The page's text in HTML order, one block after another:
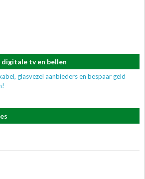
tv en bellen
glasvezel aanbieders en bespaar geld